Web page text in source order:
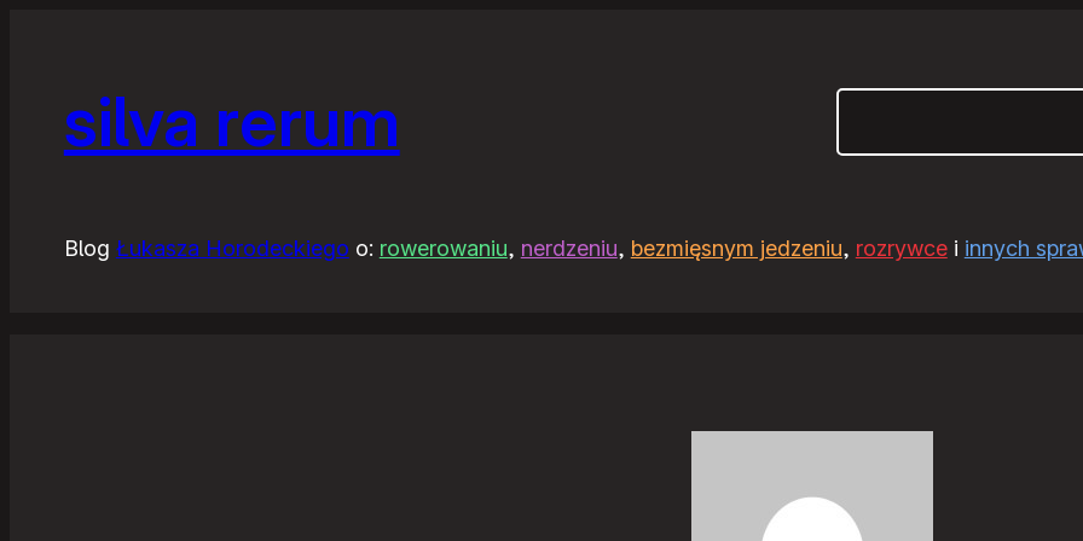
silva rerum
Blog Łukasza Horodeckiego o: rowerowaniu, nerdzeniu, bezmięsnym jedzeniu, rozrywcei innych